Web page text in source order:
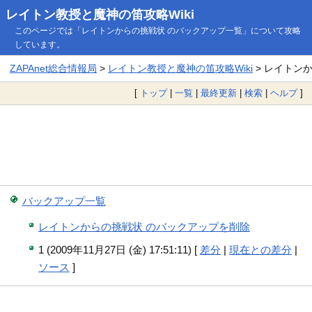
レイトン教授と魔神の笛攻略Wiki
このページでは「レイトンからの挑戦状 のバックアップ一覧」について攻略
しています。
ZAPAnet総合情報局 > レイトン教授と魔神の笛攻略Wiki> レイトン
[ トップ| 一覧 | 最終更新 | 検索 | ヘルプ]
バックアップ一覧
レイトンからの挑戦状 のバックアップを削除
1 (2009年11月27日 (金) 17:51:11) [ 差分 |現在との差分 |
ソース ]